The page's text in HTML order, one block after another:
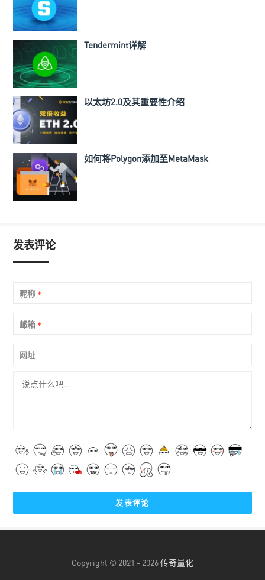
Tendermint详解
以太坊2.0及其重要性介绍
如何将Polygon添加至MetaMask
发表评论
昵称 *
邮箱 *
网址
Copyright © 2021 - 2026传奇量化